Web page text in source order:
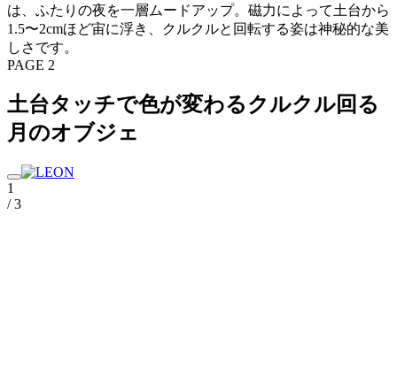
は、ふたりの夜を一層ムードアップ。磁力によって土台から
1.5〜2cmほど宙に浮き、クルクルと回転する姿は神秘的な美
しさです。
PAGE 2
土台タッチで色が変わるクルクル回る
月のオブジェ
1
/ 3